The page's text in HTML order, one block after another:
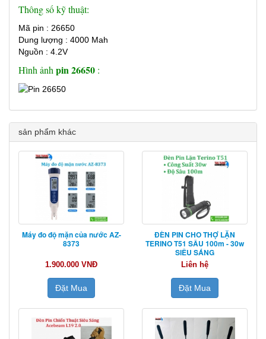
Thông số kỹ thuật:
Mã pin : 26650
Dung lượng : 4000 Mah
Nguồn : 4.2V
Hình ảnh pin 26650 :
sản phẩm khác
Máy đo độ mặn của nước AZ-
8373
1.900.000 VNĐ
Đặt Mua
ĐÈN PIN CHO THỢ LẶN
TERINO T51 SÂU 100m - 30w
SIÊU SÁNG
Liên hệ
Đặt Mua